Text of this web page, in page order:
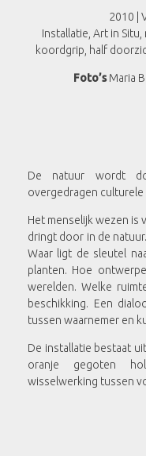
2010 |
Installatie, Art in Situ,
koordgrip, half
Foto’sMaria
De natuur wordt
overgedragen
Het menselijk wezen is
dringt door in de
Waar ligt de sleutel
planten. Hoe
werelden. Welke
beschikking. Een
tussen waarnemer en
De installatie bestaat
oranje gegoten
wisselwerking tussen